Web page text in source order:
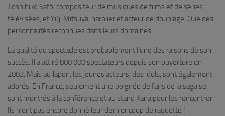
Toshihiko Satô, compositeur de musiques de films et de séries
télévisées, et Yûji Mitsuya, parolier et acteur de doublage. Que des
personnalités reconnues dans leurs domaines.
La qualité du spectacle est probablement l’une des raisons de son
succès. Il a attiré 800 000 spectateurs depuis son ouverture en
2003. Mais au Japon, les jeunes acteurs, des idols, sont également
adorés. En France, seulement une poignée de fans de la saga se
sont montrés à la conférence et au stand Kana pour les rencontrer.
Ils n’ont pas encore donné leur dernier coup de raquette !